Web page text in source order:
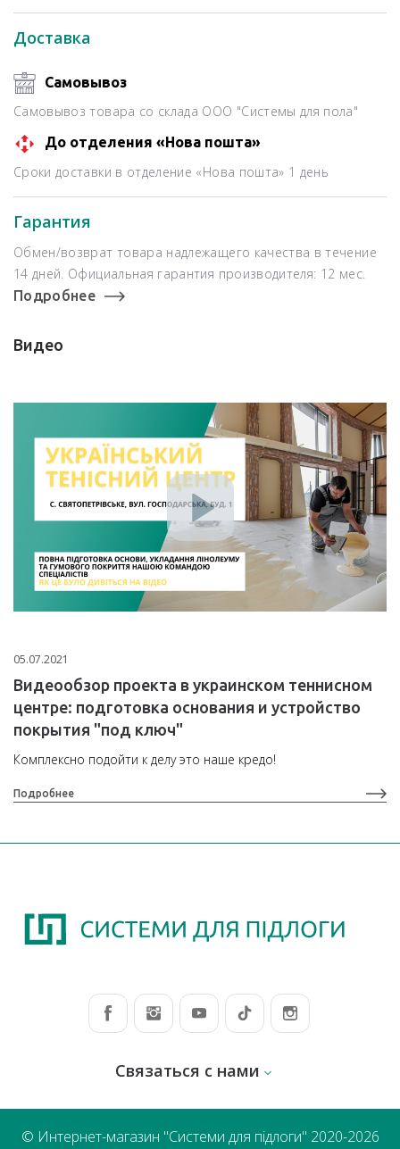
Доставка
Самовывоз
Самовывоз товара со склада ООО "Системы для пола"
До отделения «Нова пошта»
Сроки доставки в отделение «Нова пошта» 1 день
Гарантия
Обмен/возврат товара надлежащего качества в течение
14 дней. Официальная гарантия производителя: 12 мес.
Подробнее
Видео
05.07.2021
Видеообзор проекта в украинском теннисном
центре: подготовка основания и устройство
покрытия "под ключ"
Комплексно подойти к делу это наше кредо!
Подробнее
Связаться с нами
© Интернет-магазин "Системи для підлоги" 2020-2026